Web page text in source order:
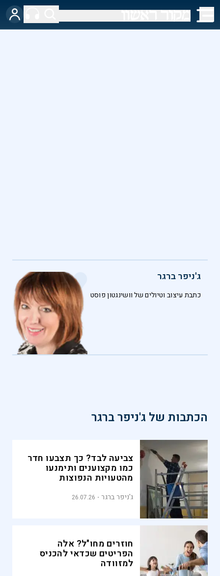
ג'ניפר ברגר
כתבת עיצוב וטיולים של וושינגטון פוסט
הכתבות של ג'ניפר ברגר
צביעה לבד? כך תצבעו חדר
כמו מקצוענים ותימנעו
מהטעויות הנפוצות
ג'ניפר ברגר 26.07.26
חוזרים מחו"ל? אלה
הפריטים שכדאי להכניס
למזוודה